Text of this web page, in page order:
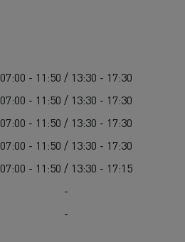
07:00 - 11:50 / 13:30 - 17:30
07:00 - 11:50 / 13:30 - 17:30
07:00 - 11:50 / 13:30 - 17:30
07:00 - 11:50 / 13:30 - 17:30
07:00 - 11:50 / 13:30 - 17:15
-
-